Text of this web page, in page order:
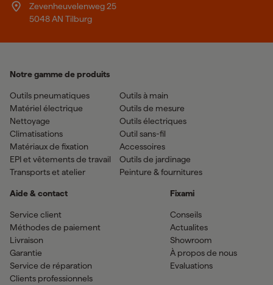
Zevenheuvelenweg 25
5048 AN Tilburg
Notre gamme de produits
Outils pneumatiques
Matériel électrique
Nettoyage
Climatisations
Matériaux de fixation
EPI et vêtements de travail
Transports et atelier
Outils à main
Outils de mesure
Outils électriques
Outil sans-fil
Accessoires
Outils de jardinage
Peinture & fournitures
Aide & contact
Service client
Méthodes de paiement
Livraison
Garantie
Service de réparation
Clients professionnels
Fixami
Conseils
Actualites
Showroom
À propos de nous
Evaluations